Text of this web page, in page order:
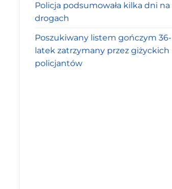
Policja podsumowała kilka dni na
drogach
Poszukiwany listem gończym 36-
latek zatrzymany przez giżyckich
policjantów